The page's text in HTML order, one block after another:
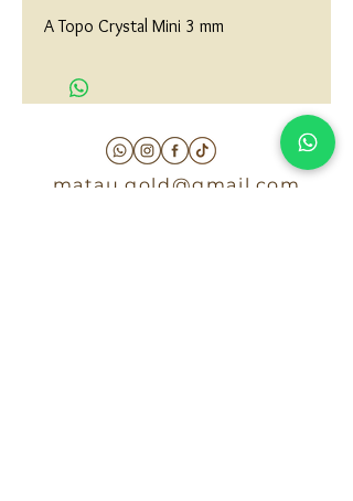
A Topo Crystal Mini 3 mm
matau.gold@gmail.com